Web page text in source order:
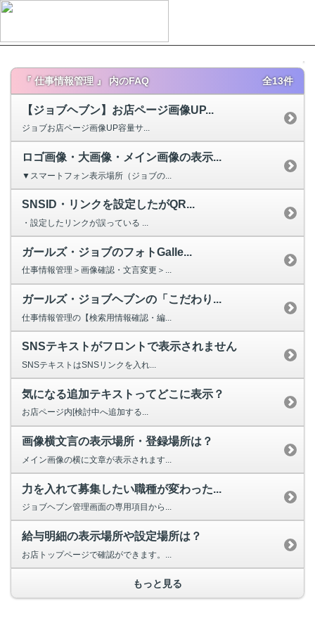
『 仕事情報管理 』 内のFAQ 全13件
【ジョブヘブン】お店ページ画像UP...
ジョブお店ページ画像UP容量サ...
ロゴ画像・大画像・メイン画像の表示...
▼スマートフォン表示場所（ジョブの...
SNSID・リンクを設定したがQR...
・設定したリンクが誤っている ...
ガールズ・ジョブのフォトGalle...
仕事情報管理＞画像確認・文言変更＞...
ガールズ・ジョブヘブンの「こだわり...
仕事情報管理の【検索用情報確認・編...
SNSテキストがフロントで表示されません
SNSテキストはSNSリンクを入れ...
気になる追加テキストってどこに表示？
お店ページ内[検討中へ追加する...
画像横文言の表示場所・登録場所は？
メイン画像の横に文章が表示されます...
力を入れて募集したい職種が変わった...
ジョブヘブン管理画面の専用項目から...
給与明細の表示場所や設定場所は？
お店トップページで確認ができます。...
もっと見る